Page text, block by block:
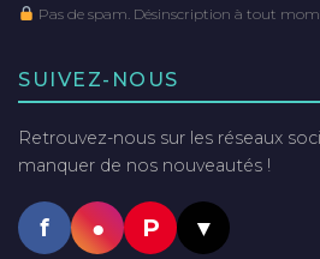
Pas de spam. Désinscription à tout
SUIVEZ-NOUS
Retrouvez-nous sur les réseaux
manquer de nos nouveautés !
f ● P ▼